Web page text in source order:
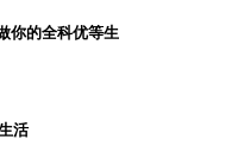
你的全科优等生
活